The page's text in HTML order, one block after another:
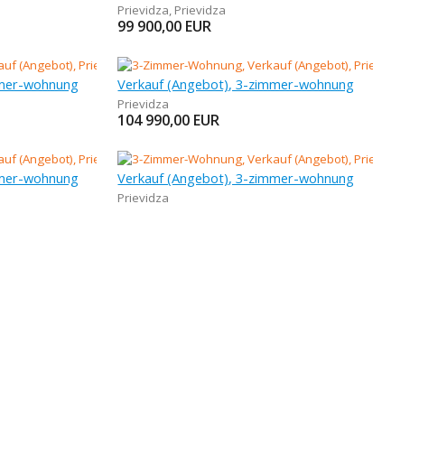
Prievidza, Prievidza
99 900,00 EUR
wohnung Verkauf (Angebot), 3-zimmer-wohnung
Prievidza
104 990,00 EUR
wohnung Verkauf (Angebot), 3-zimmer-wohnung
Prievidza